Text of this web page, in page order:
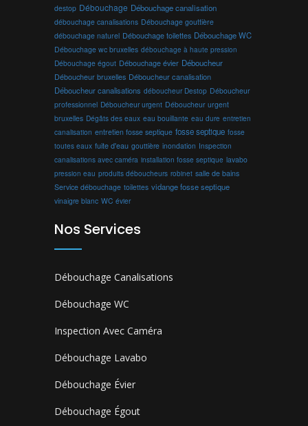
destop Débouchage Débouchage canalisation
débouchage canalisations Débouchage gouttière
débouchage naturel Débouchage toilettes Débouchage WC
Débouchage wc bruxelles débouchage à haute pression
Débouchage égout Débouchage évier Déboucheur
Déboucheur bruxelles Déboucheur canalisation
Déboucheur canalisations déboucheur Destop Déboucheur
professionnel Déboucheur urgent Déboucheur urgent
bruxelles Dégâts des eaux eau bouillante eau dure entretien
canalisation entretien fosse septique fosse septique fosse
toutes eaux fuite d'eau gouttière inondation Inspection
canalisations avec caméra installation fosse septique lavabo
pression eau produits déboucheurs robinet salle de bains
Service débouchage toilettes vidange fosse septique
vinaigre blanc WC évier
Nos Services
Débouchage Canalisations
Débouchage WC
Inspection Avec Caméra
Débouchage Lavabo
Débouchage Évier
Débouchage Égout